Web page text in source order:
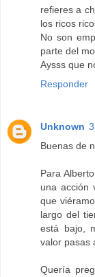
refieres a
los ricos
No son
parte del
Aysss que
Responder
Unknown
Buenas de
Para
una acción
que
largo del
está bajo,
valor pasas
Quería